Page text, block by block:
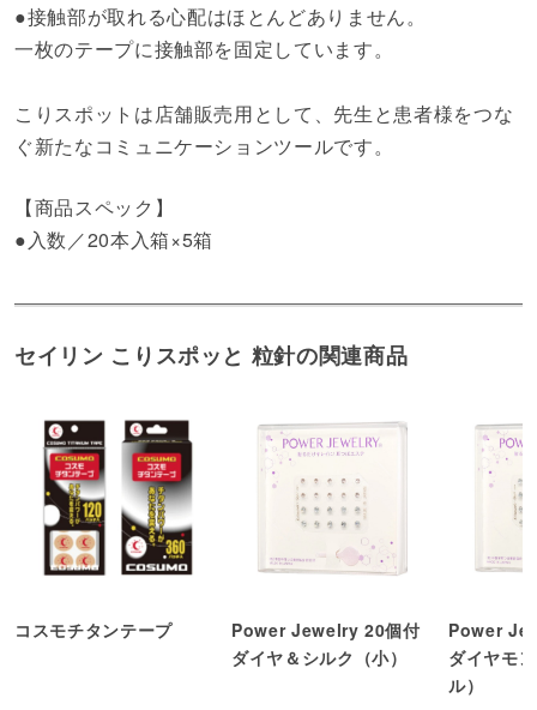
●接触部が取れる心配はほとんどありません。
一枚のテープに接触部を固定しています。
こりスポットは店舗販売用として、先生と患者様をつな
ぐ新たなコミュニケーションツールです。
【商品スペック】
●入数／20本入箱×5箱
セイリン こりスポッと 粒針の関連商品
コスモチタンテープ
Power Jewelry 20個付
ダイヤ＆シルク（小）
Power
ダイヤモ
ル）